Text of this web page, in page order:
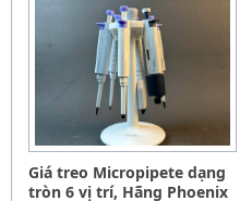
Giá treo Micropipete dạng
tròn 6 vị trí, Hãng Phoenix